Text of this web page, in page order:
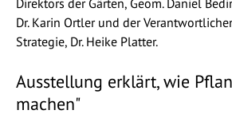
Direktors der Gärten, Geom. Daniel
Dr. Karin Ortler und der
Strategie, Dr. Heike Platter.
Ausstellung erklärt, wie
machen"